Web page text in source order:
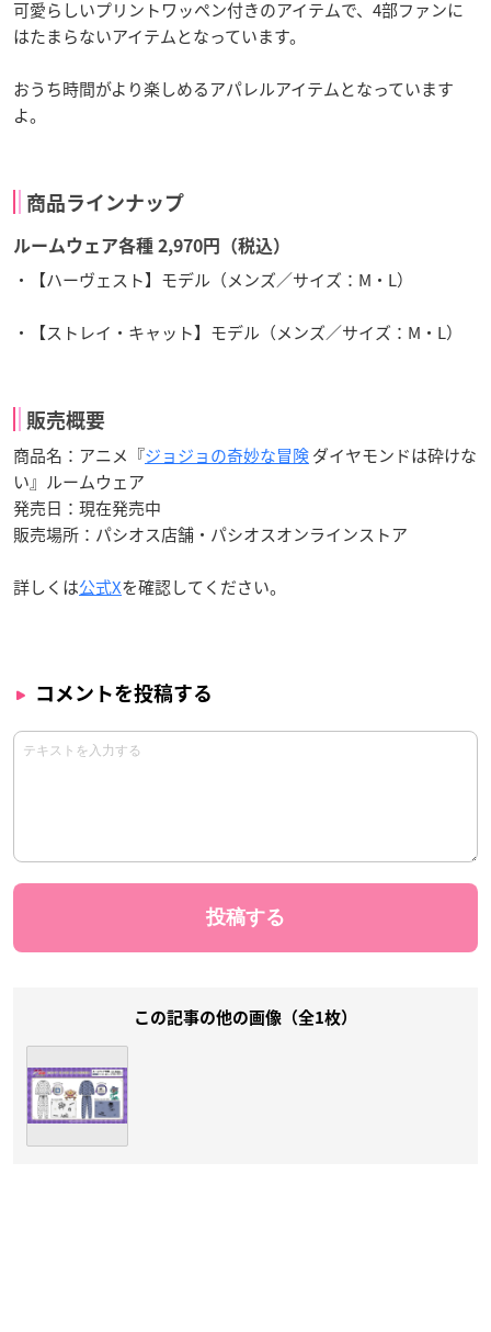
可愛らしいプリントワッペン付きのアイテムで、4部ファンに
はたまらないアイテムとなっています。
おうち時間がより楽しめるアパレルアイテムとなっています
よ。
商品ラインナップ
ルームウェア各種 2,970円（税込）
・【ハーヴェスト】モデル（メンズ／サイズ：M・L）
・【ストレイ・キャット】モデル（メンズ／サイズ：M・L）
販売概要
商品名：アニメ『ジョジョの奇妙な冒険ダイヤモンドは砕けな
い』ルームウェア
発売日：現在発売中
販売場所：パシオス店舗・パシオスオンラインストア
詳しくは公式Xを確認してください。
コメントを投稿する
この記事の他の画像（全1枚）